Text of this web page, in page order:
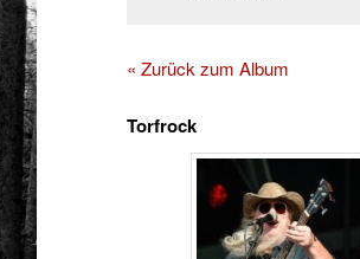
« Zurück zum Album
Torfrock